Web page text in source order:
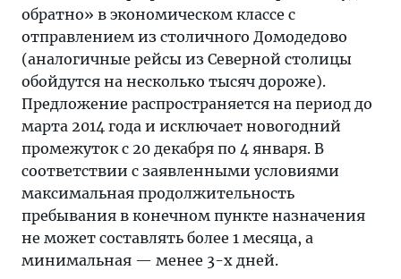
обратно» в экономическом классе с
отправлением из столичного Домодедово
(аналогичные рейсы из Северной столицы
обойдутся на несколько тысяч дороже).
Предложение распространяется на период до
марта 2014 года и исключает новогодний
промежуток с 20 декабря по 4 января. В
соответствии с заявленными условиями
максимальная продолжительность
пребывания в конечном пункте назначения
не может составлять более 1 месяца, а
минимальная — менее 3-х дней.